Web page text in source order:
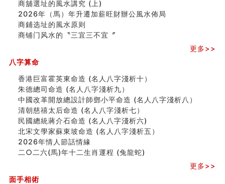
测字（实例解释）
精选1000个五行属火的字
玄空本义(七)
刘燮鈞讲人相 手纹与命运(二)
极其旺夫的女人面相
居家風水懶人包！房子煞氣怎麼看？風水禁忌有哪些？有
這樣風水的房子別�
南半球的八字如何推排
玄空本义(六)
额相与命运
风水先生林琅仙的传说
从痣看相
姓名陰陽配置的凶吉
玄空本义 (五)
商舖選址的風水講究 (上)
2026年（馬）年升遷加薪旺財辦公風水佈局
商鋪选址的風水原则
商铺门风水的〝三宜三不宜〞
更多>>
八字算命
香港巨富霍英東命造 (名人八字淺析十）
朱德總司命造 (名⼈⼋字淺析九）
中國改革開放總設計師鄧小平命造 (名人八字淺析八）
清朝慈禧太后命造 (名人八字淺析七）
民國總統蔣介石命造 (名人八字淺析六)
北宋文學家蘇東坡命造 (名人八字淺析五）
2026年情人節話情緣
二○二六(馬)年十二生肖運程 (兔龍蛇)
更多>>
面手相術